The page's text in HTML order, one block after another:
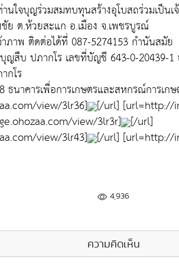
นใจบุญร่วมสมทบทุนสร้างอุโบสถร่วมเป็น
ย ต.ห้วยสะแก อ.เมือง จ.เพชรบูรณ์
าภาพ ติดต่อได้ที่ 087-5274153 กำนันสมัย
ญสืบ ปภากโร เลขที่บัญชี 643-0-20439-1
กโร
ธนาคารเพื่อการเกษตรและสหกรณ์การเ
view/3lr36] [/url] [url=http://
view/3lr3r] [/url]
view/3lr43] [/url] [url=http://
4,936
ความคิดเห็น